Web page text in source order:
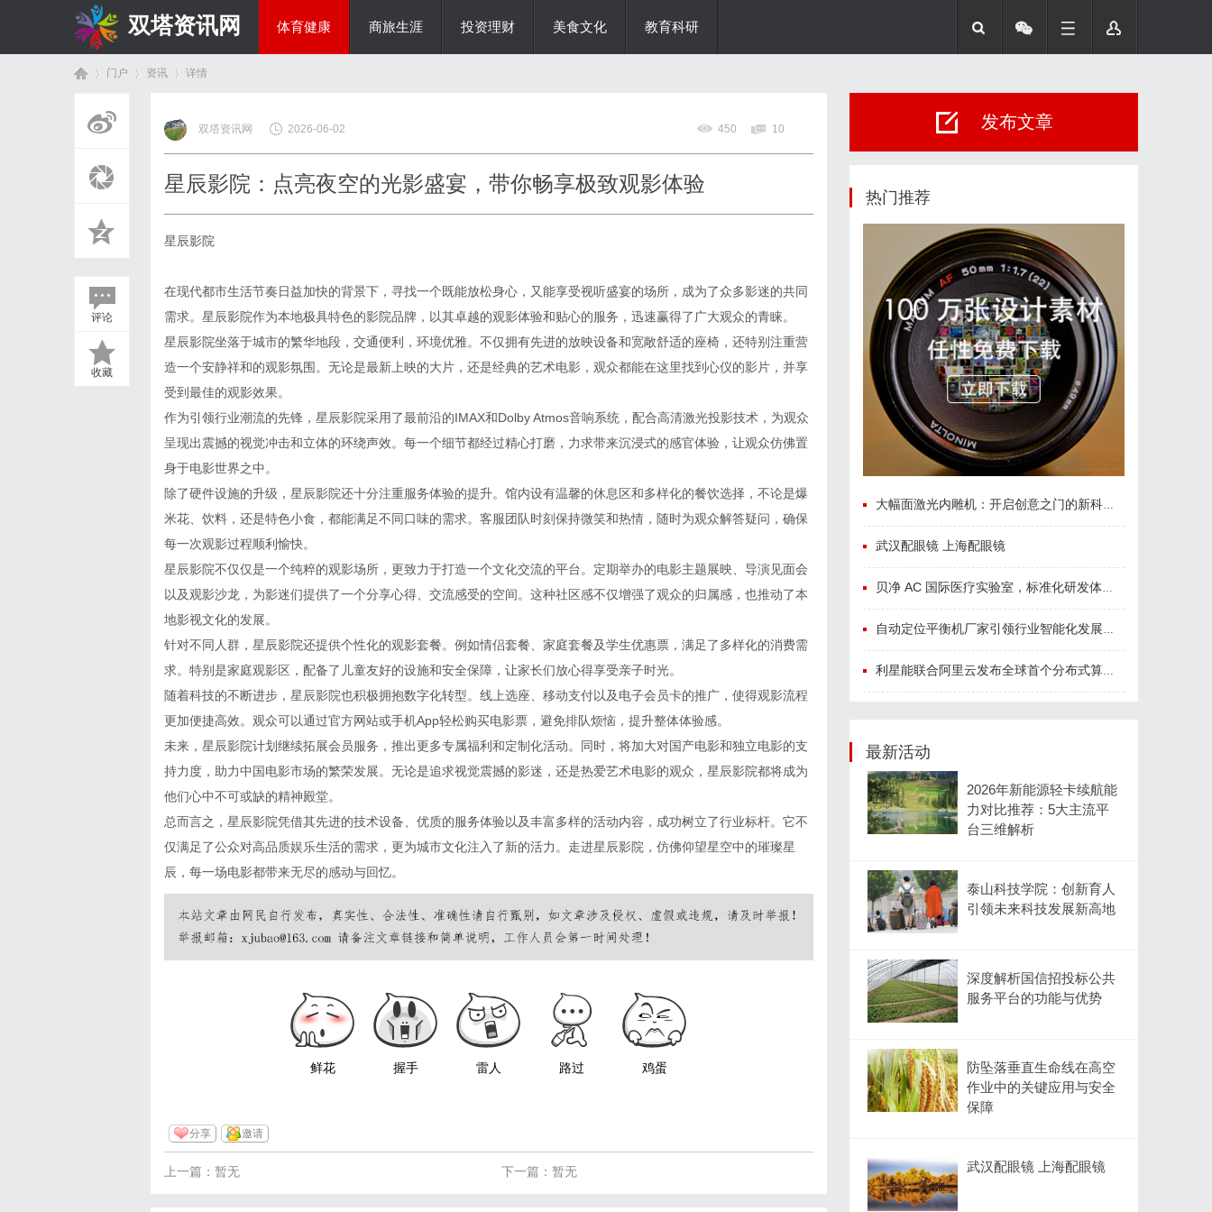
双塔资讯网 体育健康 商旅生涯 投资理财 美食文化 教育科研
门户 资讯
›
详情
评论
收藏
双塔资讯网 2026-06-02 450 10
星辰影院：点亮夜空的光影盛宴，带你畅享极致观影体验
星辰影院
在现代都市生活节奏日益加快的背景下，寻找一个既能放松身心，又能享受视听盛宴的场所，成为了众多影迷的共同
需求。星辰影院作为本地极具特色的影院品牌，以其卓越的观影体验和贴心的服务，迅速赢得了广大观众的青睐。
星辰影院坐落于城市的繁华地段，交通便利，环境优雅。不仅拥有先进的放映设备和宽敞舒适的座椅，还特别注重营
造一个安静祥和的观影氛围。无论是最新上映的大片，还是经典的艺术电影，观众都能在这里找到心仪的影片，并享
受到最佳的观影效果。
作为引领行业潮流的先锋，星辰影院采用了最前沿的IMAX和Dolby Atmos音响系统，配合高清激光投影技术，为观众
呈现出震撼的视觉冲击和立体的环绕声效。每一个细节都经过精心打磨，力求带来沉浸式的感官体验，让观众仿佛置
身于电影世界之中。
除了硬件设施的升级，星辰影院还十分注重服务体验的提升。馆内设有温馨的休息区和多样化的餐饮选择，不论是爆
米花、饮料，还是特色小食，都能满足不同口味的需求。客服团队时刻保持微笑和热情，随时为观众解答疑问，确保
每一次观影过程顺利愉快。
星辰影院不仅仅是一个纯粹的观影场所，更致力于打造一个文化交流的平台。定期举办的电影主题展映、导演见面会
以及观影沙龙，为影迷们提供了一个分享心得、交流感受的空间。这种社区感不仅增强了观众的归属感，也推动了本
地影视文化的发展。
针对不同人群，星辰影院还提供个性化的观影套餐。例如情侣套餐、家庭套餐及学生优惠票，满足了多样化的消费需
求。特别是家庭观影区，配备了儿童友好的设施和安全保障，让家长们放心得享受亲子时光。
随着科技的不断进步，星辰影院也积极拥抱数字化转型。线上选座、移动支付以及电子会员卡的推广，使得观影流程
更加便捷高效。观众可以通过官方网站或手机App轻松购买电影票，避免排队烦恼，提升整体体验感。
未来，星辰影院计划继续拓展会员服务，推出更多专属福利和定制化活动。同时，将加大对国产电影和独立电影的支
持力度，助力中国电影市场的繁荣发展。无论是追求视觉震撼的影迷，还是热爱艺术电影的观众，星辰影院都将成为
他们心中不可或缺的精神殿堂。
总而言之，星辰影院凭借其先进的技术设备、优质的服务体验以及丰富多样的活动内容，成功树立了行业标杆。它不
仅满足了公众对高品质娱乐生活的需求，更为城市文化注入了新的活力。走进星辰影院，仿佛仰望星空中的璀璨星
辰，每一场电影都带来无尽的感动与回忆。
鲜花 握手 雷人 路过 鸡蛋
分享 邀请
下一篇：暂无
上一篇：暂无
发布文章
热门推荐
大幅面激光内雕机：开启创意之门的新科技利器
武汉配眼镜 上海配眼镜
贝净 AC 国际医疗实验室，标准化研发体系全解析
自动定位平衡机厂家引领行业智能化发展新趋势
利星能联合阿里云发布全球首个分布式算电协同解决方案
最新活动
2026年新能源轻卡续航能
力对比推荐：5大主流平
台三维解析
泰山科技学院：创新育人
引领未来科技发展新高地
深度解析国信招投标公共
服务平台的功能与优势
防坠落垂直生命线在高空
作业中的关键应用与安全
保障
武汉配眼镜 上海配眼镜